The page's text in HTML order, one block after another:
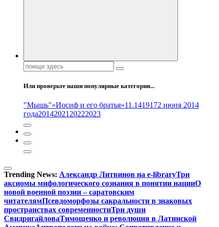
Поиск:
Или проверьте наши популярные категории...
"Мышь"«Иосиф и его братья»11.1419172 июня 2014
года20142021 20222023
Trending News: Александр Литвинов на e-libraryТри
аксиомы мифологического сознания в понятии нацииО
новой военной поэзии – саратовским
читателямПсевдоморфозы сакральности в знаковых
пространствах современностиТри души
СвидригайловаТимошенко и революция в Латинской